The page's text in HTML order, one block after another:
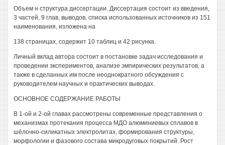
Объем н структура диссертации. Диссертация состоит из введения,
3 частей, 9 глав, выводов, списка использованных источников из 151
наименования, изложена на
138 страницах, содержит 10 таблиц и 42 рисунка.
Личный вклад автора состоит в постановке задач исследования и
проведении экспериментов, анализе эмпирических результатов, а
также в сделанных им после неоднократного обсуждения с
руководителем научных и практических выводах.
ОСНОВНОЕ СОДЕРЖАНИЕ РАБОТЫ
В 1-ой и 2-ой главах рассмотрены современные представления о
механизмах протекания процесса МДО алюминиевых сплавов в
шёлочно-силикатных электролитах, формирования структуры,
морфологии и фазового состава микродуговых покрытий. Рост